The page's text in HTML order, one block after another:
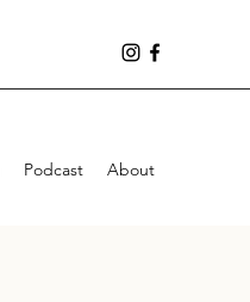
Podcast About